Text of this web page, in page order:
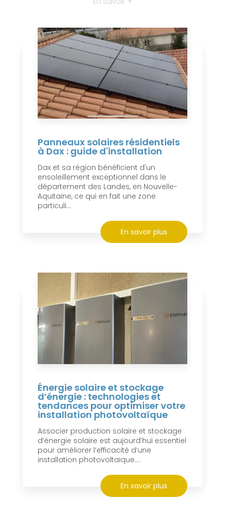
Panneaux solaires résidentiels
à Dax : guide d'installation
Dax et sa région bénéficient d'un
ensoleillement exceptionnel dans le
département des Landes, en Nouvelle-
Aquitaine, ce qui en fait une zone
particuli...
En savoir plus
Énergie solaire et stockage
d’énergie : technologies et
tendances pour optimiser votre
installation photovoltaïque
Associer production solaire et stockage
d’énergie solaire est aujourd’hui essentiel
pour améliorer l’efficacité d’une
installation photovoltaïque....
En savoir plus